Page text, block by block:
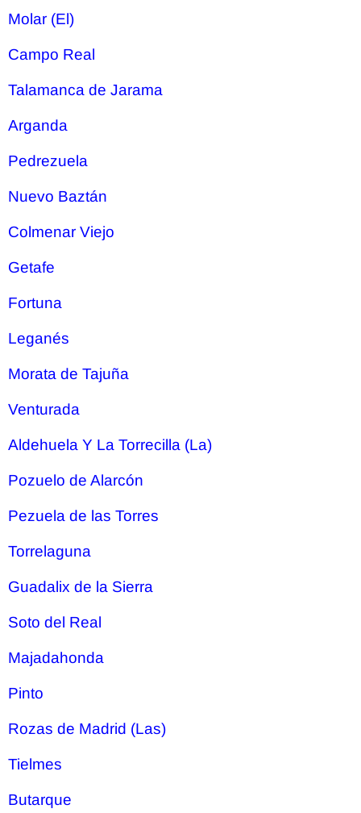
Molar (El)
Campo Real
Talamanca de Jarama
Arganda
Pedrezuela
Nuevo Baztán
Colmenar Viejo
Getafe
Fortuna
Leganés
Morata de Tajuña
Venturada
Aldehuela Y La Torrecilla (La)
Pozuelo de Alarcón
Pezuela de las Torres
Torrelaguna
Guadalix de la Sierra
Soto del Real
Majadahonda
Pinto
Rozas de Madrid (Las)
Tielmes
Butarque